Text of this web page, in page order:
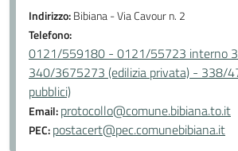
Indirizzo:Bibiana - Via Cavour n. 2
Telefono:
0121/559180 - 0121/55723 interno
340/3675273 (edilizia privata) - 338/
pubblici)
Email:protocollo@comune.bibiana.to.it
PEC:postacert@pec.comunebibiana.it